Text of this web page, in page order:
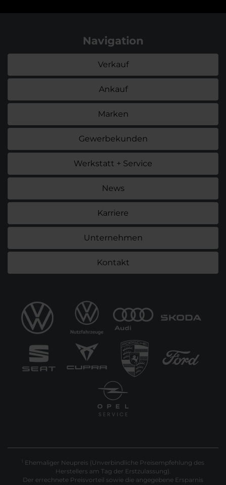
Navigation
Verkauf
Ankauf
Marken
Gewerbekunden
Werkstatt + Service
News
Karriere
Unternehmen
Kontakt
1 Ehemaliger Neupreis (Unverbindliche Preisempfehlung des
Herstellers am Tag der Erstzulassung).
Der errechnete Preisvorteil sowie die angegebene Ersparnis